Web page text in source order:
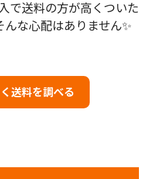
で送料の方が高くついた
んな心配はありません✨
送料を調べる